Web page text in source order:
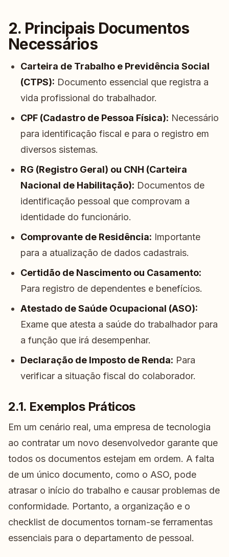
2. Principais Documentos
Necessários
Carteira de Trabalho e Previdência Social
(CTPS): Documento essencial que registra a
vida profissional do trabalhador.
CPF (Cadastro de Pessoa Física): Necessário
para identificação fiscal e para o registro em
diversos sistemas.
RG (Registro Geral) ou CNH (Carteira
Nacional de Habilitação): Documentos de
identificação pessoal que comprovam a
identidade do funcionário.
Comprovante de Residência: Importante
para a atualização de dados cadastrais.
Certidão de Nascimento ou Casamento:
Para registro de dependentes e benefícios.
Atestado de Saúde Ocupacional (ASO):
Exame que atesta a saúde do trabalhador para
a função que irá desempenhar.
Declaração de Imposto de Renda: Para
verificar a situação fiscal do colaborador.
2.1. Exemplos Práticos
Em um cenário real, uma empresa de tecnologia
ao contratar um novo desenvolvedor garante que
todos os documentos estejam em ordem. A falta
de um único documento, como o ASO, pode
atrasar o início do trabalho e causar problemas de
conformidade. Portanto, a organização e o
checklist de documentos tornam-se ferramentas
essenciais para o departamento de pessoal.